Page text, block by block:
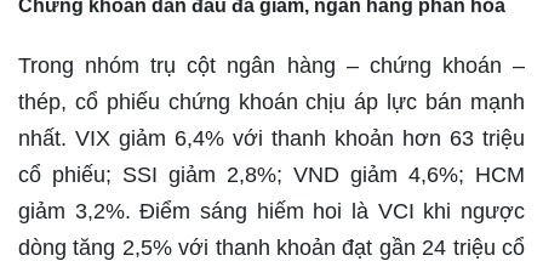
Chứng khoán dẫn đầu đà giảm, ngân hàng phân hóa
Trong nhóm trụ cột ngân hàng – chứng khoán –
thép, cổ phiếu chứng khoán chịu áp lực bán mạnh
nhất. VIX giảm 6,4% với thanh khoản hơn 63 triệu
cổ phiếu; SSI giảm 2,8%; VND giảm 4,6%; HCM
giảm 3,2%. Điểm sáng hiếm hoi là VCI khi ngược
dòng tăng 2,5% với thanh khoản đạt gần 24 triệu cổ